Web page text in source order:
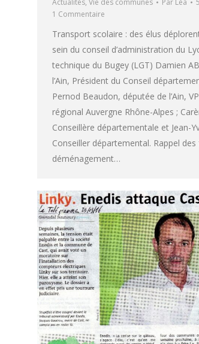
Actualités, Vie des communes Par Léa
1 Commentaire
Transport scolaire : des élus
sein du conseil d’administration du
technique du Bugey (LGT) Damien
l’Ain, Président du Conseil
Pernod Beaudon, députée de l’Ain,
régional Auvergne Rhône-Alpes ;
Conseillère départementale et Jean-
Conseiller départemental. Rappel des
déménagement…